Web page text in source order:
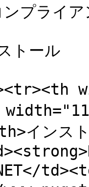
プライア
トール
インス